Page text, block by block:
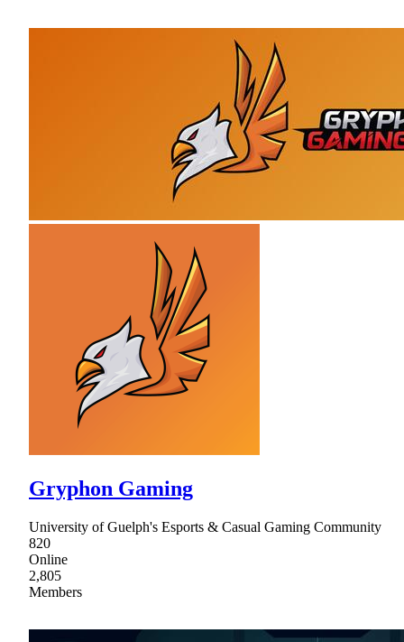
Gryphon Gaming
University of Guelph's Esports & Casual Gaming Community
820
Online
2,805
Members